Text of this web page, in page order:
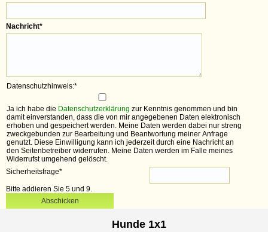
Nachricht*
Datenschutzhinweis:*
Ja ich habe die Datenschutzerklärung zur Kenntnis genommen und bin
damit einverstanden, dass die von mir angegebenen Daten elektronisch
erhoben und gespeichert werden. Meine Daten werden dabei nur streng
zweckgebunden zur Bearbeitung und Beantwortung meiner Anfrage
genutzt. Diese Einwilligung kann ich jederzeit durch eine Nachricht an
den Seitenbetreiber widerrufen. Meine Daten werden im Falle meines
Widerrufst umgehend gelöscht.
Sicherheitsfrage*
Bitte addieren Sie 5 und 9.
Abschicken
Hunde 1x1